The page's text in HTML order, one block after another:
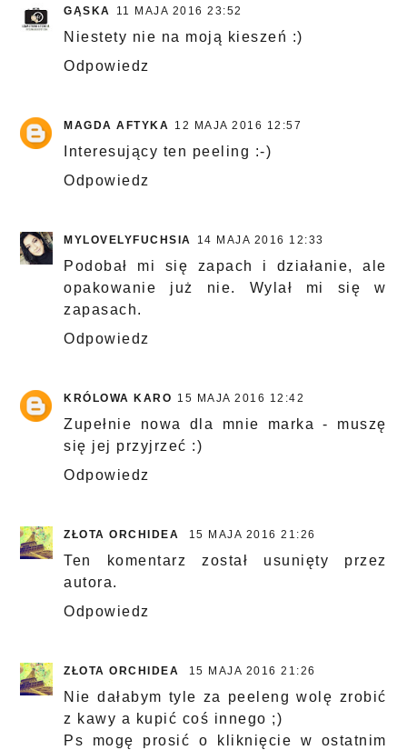
GĄSKA 11 MAJA 2016 23:52
Niestety nie na moją kieszeń :)
Odpowiedz
MAGDA AFTYKA 12 MAJA 2016 12:57
Interesujący ten peeling :-)
Odpowiedz
MYLOVELYFUCHSIA 14 MAJA 2016 12:33
Podobał mi się zapach i działanie, ale
opakowanie już nie. Wylał mi się w
zapasach.
Odpowiedz
KRÓLOWA KARO 15 MAJA 2016 12:42
Zupełnie nowa dla mnie marka - muszę
się jej przyjrzeć :)
Odpowiedz
ZŁOTA ORCHIDEA 15 MAJA 2016 21:26
Ten komentarz został usunięty przez
autora.
Odpowiedz
ZŁOTA ORCHIDEA 15 MAJA 2016 21:26
Nie dałabym tyle za peeleng wolę zrobić
z kawy a kupić coś innego ;)
Ps mogę prosić o kliknięcie w ostatnim